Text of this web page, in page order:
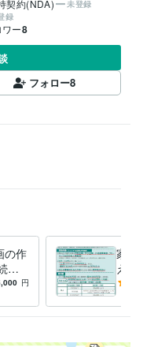
契約(NDA) 未登録
録
ー8
フォロー8
の作
化
金の円
家賃
えし
疑問